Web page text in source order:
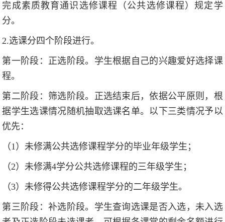
完成素质教育通识选修课程（公共选修课程）规定学
分。
2.选课分四个阶段进行。
第一阶段：正选阶段。学生根据自己的兴趣爱好选择课
程。
第二阶段：筛选阶段。正选结束后，依据公平原则，根
据学生选课情况随机抽取选课名单。以下三类情况予以
优先：
（1）未修满公共选修课程学分的毕业年级学生；
（2）未修满4学分公共选修课程的三年级学生；
（3）未修得公共选修课程学分的二年级学生。
第三阶段：补选阶段。学生查询选课是否入选，未入选